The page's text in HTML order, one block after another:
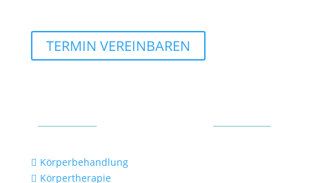
TERMIN VEREINBAREN
 Körperbehandlung
 Körpertherapie